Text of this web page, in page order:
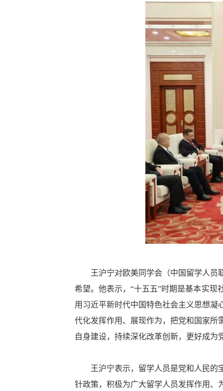
王沪宁对欧美同学会（中国留学人员联
希望。他表示，“十五五”时期是基本实
用习近平新时代中国特色社会主义思想
代化发挥作用、展现作为，把党和国家所
自身建设，持续深化改革创新，更好成
王沪宁表示，留学人员是党和人民的宝
针政策，积极为广大留学人员发挥作用、